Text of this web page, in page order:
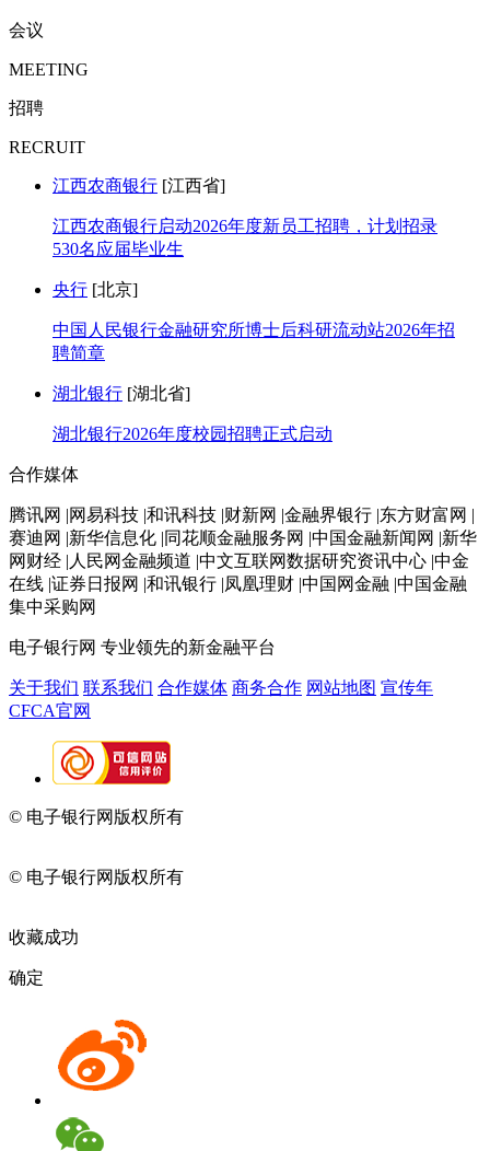
会议
MEETING
招聘
RECRUIT
江西农商银行 [江西省]
江西农商银行启动2026年度新员工招聘，计划招录
530名应届毕业生
央行 [北京]
中国人民银行金融研究所博士后科研流动站2026年招
聘简章
湖北银行 [湖北省]
湖北银行2026年度校园招聘正式启动
合作媒体
腾讯网 |网易科技 |和讯科技 |财新网 |金融界银行 |东方财富网 |
赛迪网 |新华信息化 |同花顺金融服务网 |中国金融新闻网 |新华
网财经 |人民网金融频道 |中文互联网数据研究资讯中心 |中金
在线 |证券日报网 |和讯银行 |凤凰理财 |中国网金融 |中国金融
集中采购网
电子银行网 专业领先的新金融平台
关于我们 联系我们 合作媒体 商务合作 网站地图 宣传年
CFCA官网
© 电子银行网版权所有
© 电子银行网版权所有
收藏成功
确定